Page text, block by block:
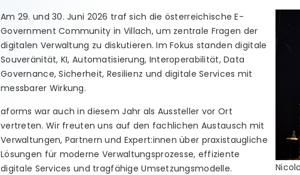
Am 29. und 30. Juni 2026 traf sich die österreichische E-
Government Community in Villach, um zentrale Fragen der
digitalen Verwaltung zu diskutieren. Im Fokus standen digitale
Souveränität, KI, Automatisierung, Interoperabilität, Data
Governance, Sicherheit, Resilienz und digitale Services mit
messbarer Wirkung.
aforms war auch in diesem Jahr als Aussteller vor Ort
vertreten. Wir freuten uns auf den fachlichen Austausch mit
Verwaltungen, Partnern und Expert:innen über praxistaugliche
Lösungen für moderne Verwaltungsprozesse, effiziente
digitale Services und tragfähige Umsetzungsmodelle.